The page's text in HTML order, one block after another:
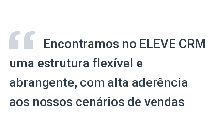
Encontramos no ELEVE CRM
uma estrutura flexível e
abrangente, com alta aderência
aos nossos cenários de vendas